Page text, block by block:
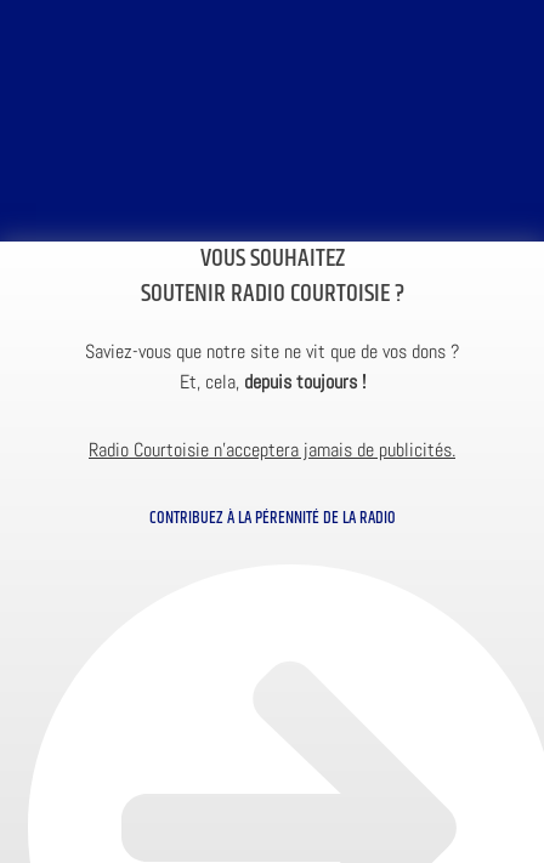
VOUS SOUHAITEZ
SOUTENIR RADIO COURTOISIE ?
Saviez-vous que notre site ne vit que de vos dons ?
Et, cela, depuis toujours !
Radio Courtoisie n’acceptera jamais de publicités.
CONTRIBUEZ À LA PÉRENNITÉ DE LA RADIO